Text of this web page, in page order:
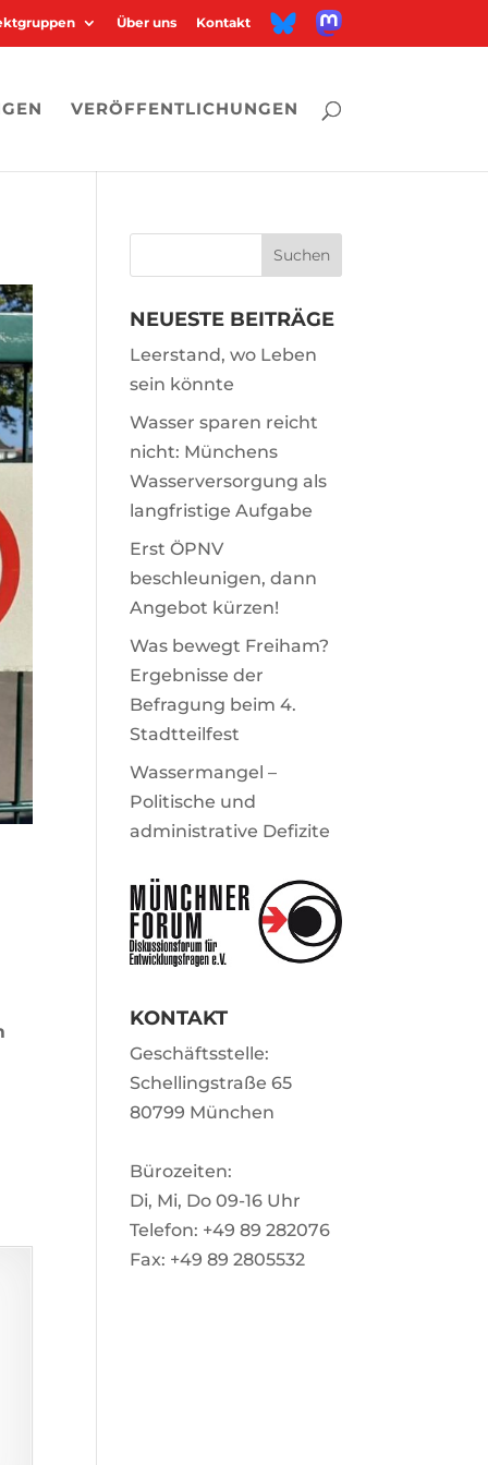
Über uns Kontakt
B
u
M
a
n
VERÖFFENTLICHUNGEN
NEUESTE BEITRÄGE
Leerstand, wo Leben
sein könnte
Wasser sparen reicht
nicht: Münchens
Wasserversorgung als
langfristige Aufgabe
Erst ÖPNV
beschleunigen, dann
Angebot kürzen!
Was bewegt Freiham?
Ergebnisse der
Befragung beim 4.
Stadtteilfest
Wassermangel –
Politische und
administrative Defizite
KONTAKT
Geschäftsstelle:
Schellingstraße 65
80799 München
Bürozeiten:
Di, Mi, Do 09-16 Uhr
Telefon: +49 89 282076
Fax: +49 89 2805532